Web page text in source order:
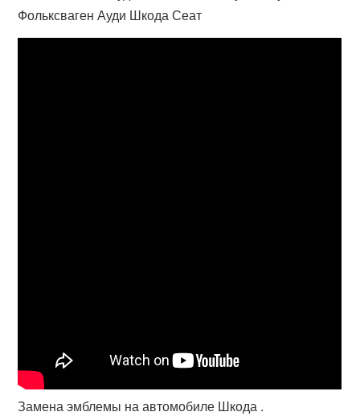
Фольксваген Ауди Шкода Сеат
Замена эмблемы на автомобиле Шкода .